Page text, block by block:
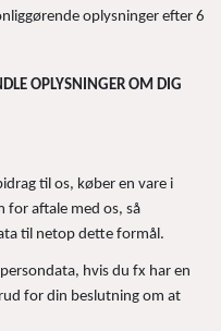
oplysninger efter 6
OPLYSNINGER OM DIG
til os, køber en vare i
for aftale med os, så
til netop dette formål.
hvis du fx har en
for din beslutning om at